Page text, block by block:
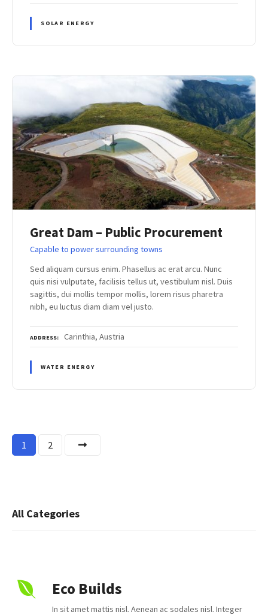
SOLAR ENERGY
Great Dam – Public Procurement
Capable to power surrounding towns
Sed aliquam cursus enim. Phasellus ac erat arcu. Nunc
quis nisi vulputate, facilisis tellus ut, vestibulum nisl. Duis
sagittis, dui mollis tempor mollis, lorem risus pharetra
nibh, eu luctus diam diam vel justo.
ADDRESS Carinthia, Austria
WATER ENERGY
P
t
a
1 2
All Categories
Eco Builds
In sit amet mattis nisl. Aenean ac sodales nisl. Integer